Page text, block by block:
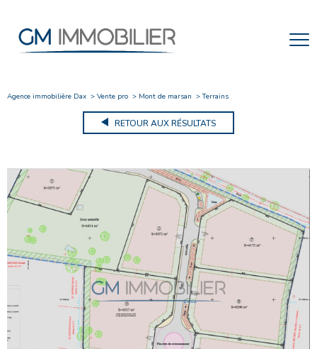
Agence immobilière Dax Vente pro Mont de marsan Terrains
RETOUR AUX RÉSULTATS